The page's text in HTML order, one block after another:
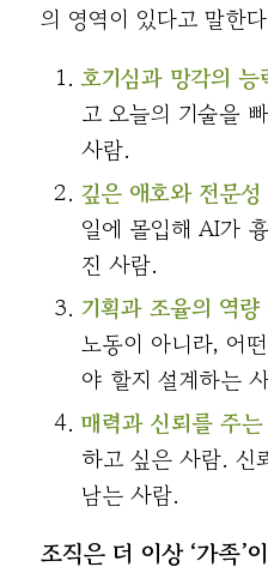
의 영역이 있다고 말한
호기심과 망각의 능
고 오늘의 기술을
사람.
깊은 애호와 전문성
일에 몰입해 AI가
진 사람.
기획과 조율의 역량
노동이 아니라, 어
야 할지 설계하는
매력과 신뢰를 주는
하고 싶은 사람. 신
남는 사람.
조직은 더 이상 ‘가족’